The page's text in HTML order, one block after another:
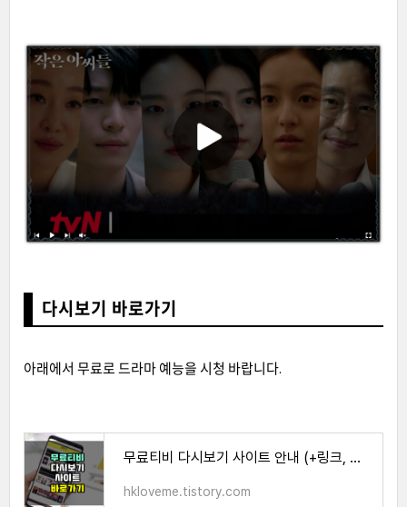
다시보기 바로가기
아래에서 무료로 드라마 예능을 시청 바랍니다.
무료티비 다시보기 사이트 안내 (+링크, 이용방법)
hkloveme.tistory.com